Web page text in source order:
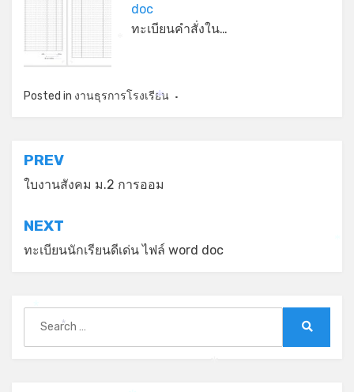
doc
ทะเบียนคำสั่งใน…
Posted in งานธุรการโรงเรียน
แนะแนว
เรื่อง
PREV
ใบงานสังคม ม.2 การออม
NEXT
ทะเบียนนักเรียนดีเด่น ไฟล์ word doc
for:
*